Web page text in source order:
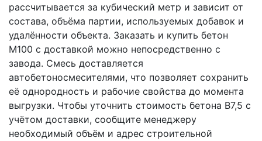
рассчитывается за кубический метр и зависит от
состава, объёма партии, используемых добавок и
удалённости объекта. Заказать и купить бетон
М100 с доставкой можно непосредственно с
завода. Смесь доставляется
автобетоносмесителями, что позволяет сохранить
её однородность и рабочие свойства до момента
выгрузки. Чтобы уточнить стоимость бетона В7,5 с
учётом доставки, сообщите менеджеру
необходимый объём и адрес строительной